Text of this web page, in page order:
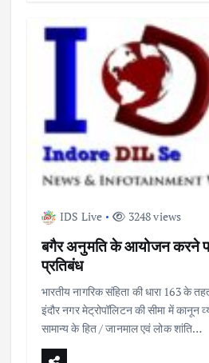
IDS Live 3248 views
बगैर अनुमति के आयोजन करने
प्रतिबंध
भारतीय नागरिक संहिता की धारा 163 के
इंदौर नगर मेट्रोपॉलिटन की सीमा में
सामान्य के हित / जानमाल एवं लोक शांति…